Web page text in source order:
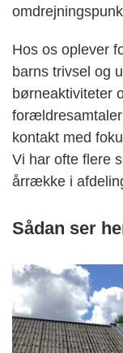
Hos os oplever
barns trivsel og
børneaktiviteter
kontakt med
Vi har ofte flere
årrække i
Sådan ser